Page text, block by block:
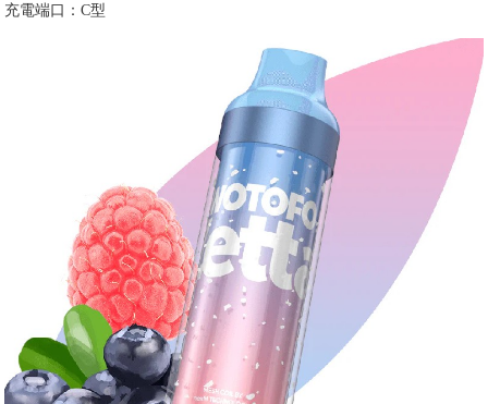
充電端口：C型